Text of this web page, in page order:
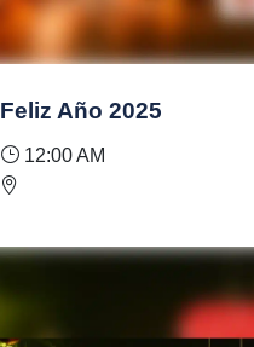
Feliz Año 2025
12:00 AM